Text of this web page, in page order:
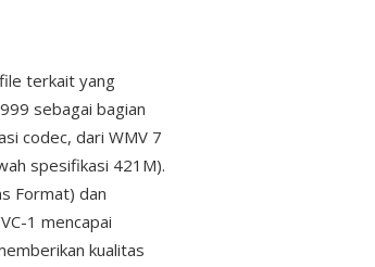
terkait yang
sebagai bagian
codec, dari WMV 7
spesifikasi 421M).
Format) dan
1 mencapai
kualitas